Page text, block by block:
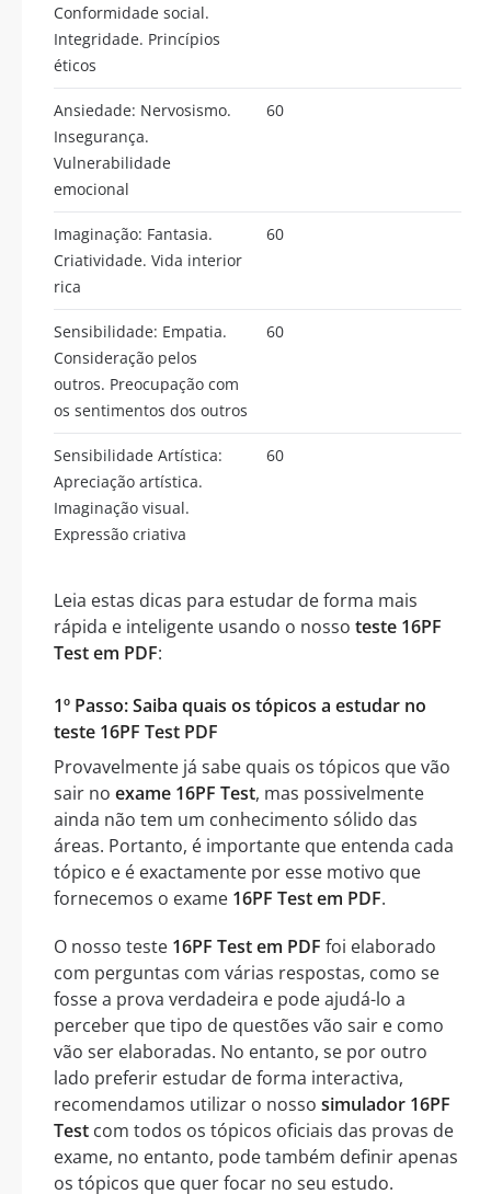
Conformidade social.
Integridade. Princípios
éticos
Ansiedade: Nervosismo.
Insegurança.
Vulnerabilidade
emocional
60
Imaginação: Fantasia.
Criatividade. Vida interior
rica
60
Sensibilidade: Empatia.
Consideração pelos
outros. Preocupação com
os sentimentos dos outros
60
Sensibilidade Artística:
Apreciação artística.
Imaginação visual.
Expressão criativa
60
Leia estas dicas para estudar de forma mais
rápida e inteligente usando o nosso teste 16PF
Test em PDF:
1º Passo: Saiba quais os tópicos a estudar no
teste 16PF Test PDF
Provavelmente já sabe quais os tópicos que vão
sair no exame 16PF Test, mas possivelmente
ainda não tem um conhecimento sólido das
áreas. Portanto, é importante que entenda cada
tópico e é exactamente por esse motivo que
fornecemos o exame 16PF Test em PDF.
O nosso teste 16PF Test em PDF foi elaborado
com perguntas com várias respostas, como se
fosse a prova verdadeira e pode ajudá-lo a
perceber que tipo de questões vão sair e como
vão ser elaboradas. No entanto, se por outro
lado preferir estudar de forma interactiva,
recomendamos utilizar o nosso simulador 16PF
Test com todos os tópicos oficiais das provas de
exame, no entanto, pode também definir apenas
os tópicos que quer focar no seu estudo.